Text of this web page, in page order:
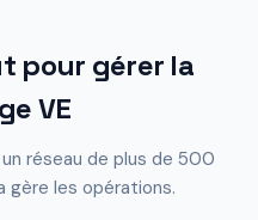
pour gérer la
VE
réseau de plus de 500
les opérations.